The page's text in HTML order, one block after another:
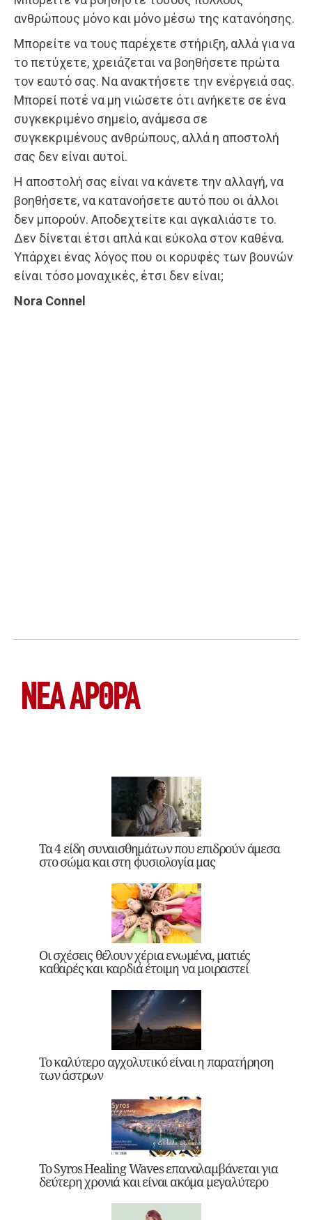
ανθρώπους μόνο και μόνο μέσω της κατανόησης.
Μπορείτε να τους παρέχετε στήριξη, αλλά για να
το πετύχετε, χρειάζεται να βοηθήσετε πρώτα
τον εαυτό σας. Να ανακτήσετε την ενέργειά σας.
Μπορεί ποτέ να μη νιώσετε ότι ανήκετε σε ένα
συγκεκριμένο σημείο, ανάμεσα σε
συγκεκριμένους ανθρώπους, αλλά η αποστολή
σας δεν είναι αυτοί.
Η αποστολή σας είναι να κάνετε την αλλαγή, να
βοηθήσετε, να κατανοήσετε αυτό που οι άλλοι
δεν μπορούν. Αποδεχτείτε και αγκαλιάστε το.
Δεν δίνεται έτσι απλά και εύκολα στον καθένα.
Υπάρχει ένας λόγος που οι κορυφές των βουνών
είναι τόσο μοναχικές, έτσι δεν είναι;
Nora Connel
ΝΕΑ ΆΡΘΡΑ
Τα 4 είδη συναισθημάτων που επιδρούν άμεσα
στο σώμα και στη φυσιολογία μας
Οι σχέσεις θέλουν χέρια ενωμένα, ματιές
καθαρές και καρδιά έτοιμη να μοιραστεί
Το καλύτερο αγχολυτικό είναι η παρατήρηση
των άστρων
Το Syros Healing Waves επαναλαμβάνεται για
δεύτερη χρονιά και είναι ακόμα μεγαλύτερο